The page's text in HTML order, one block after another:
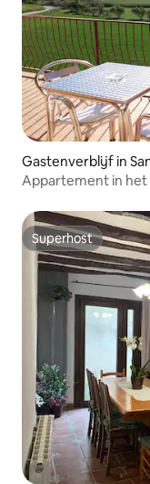
Gastenverblijf in
Appartement in het
Superhost
Superhost